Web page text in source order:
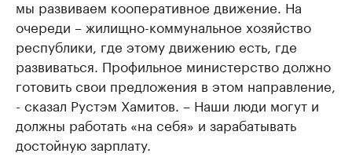
мы развиваем кооперативное движение. На
очереди – жилищно-коммунальное хозяйство
республики, где этому движению есть, где
развиваться. Профильное министерство должно
готовить свои предложения в этом направление,
- сказал Рустэм Хамитов. – Наши люди могут и
должны работать «на себя» и зарабатывать
достойную зарплату.